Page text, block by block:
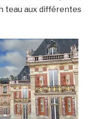
teau aux différentes